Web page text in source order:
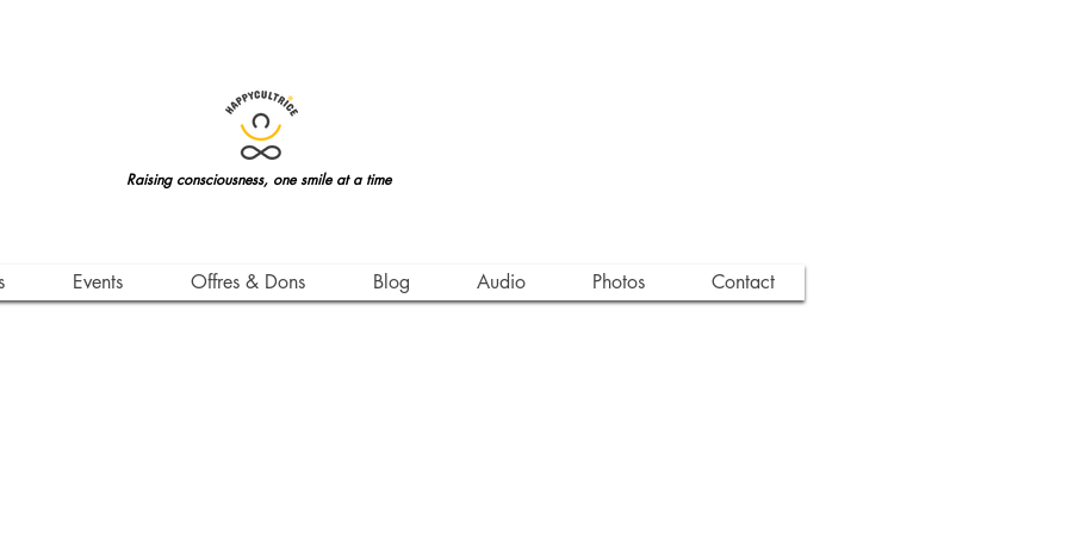
Raising consciousness, one smile at a time
Events Offres & Dons Blog Audio Photos Contact